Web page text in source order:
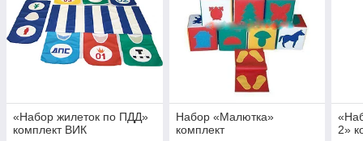
«Набор жилеток по ПДД»
комплект ВИК
Набор «Малютка»
комплект
2»